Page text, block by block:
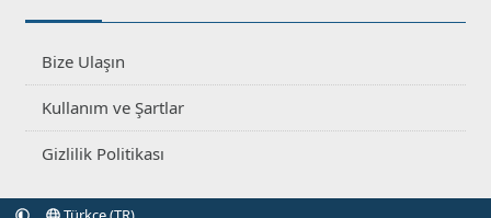
Bize Ulaşın
Kullanım ve Şartlar
Gizlilik Politikası